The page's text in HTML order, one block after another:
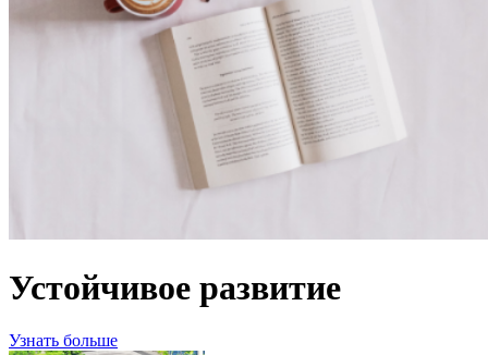
Устойчивое развитие
Узнать больше